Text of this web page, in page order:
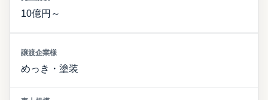
10億円～
めっき・塗装